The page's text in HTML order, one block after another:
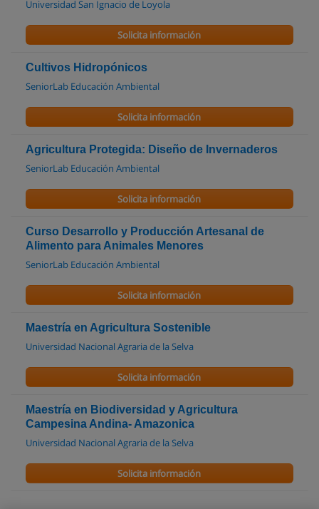
Universidad San Ignacio de Loyola
Solicita información
Cultivos Hidropónicos
SeniorLab Educación Ambiental
Solicita información
Agricultura Protegida: Diseño de Invernaderos
SeniorLab Educación Ambiental
Solicita información
Curso Desarrollo y Producción Artesanal de
Alimento para Animales Menores
SeniorLab Educación Ambiental
Solicita información
Maestría en Agricultura Sostenible
Universidad Nacional Agraria de la Selva
Solicita información
Maestría en Biodiversidad y Agricultura
Campesina Andina- Amazonica
Universidad Nacional Agraria de la Selva
Solicita información